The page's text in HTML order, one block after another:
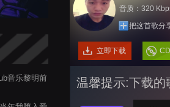
音乐黎明前
音质：320
把这首歌分
立即下载
温馨提示:下载的